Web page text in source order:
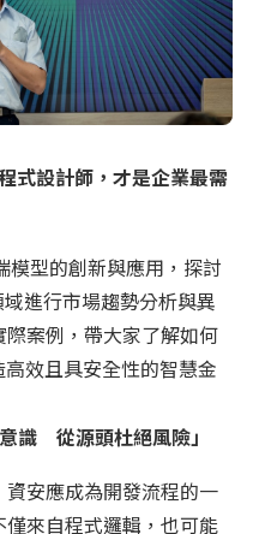
式設計師，才是企業最需
型的創新與應用，探討
進行市場趨勢分析與異
案例，帶大家了解如何
效且具安全性的智慧金
識 從源頭杜絕風險」
安應成為開發流程的一
來自程式邏輯，也可能